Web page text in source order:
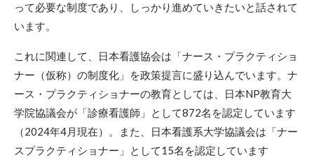
って必要な制度であり、しっかり進めていきたいと話されて
います。
これに関連して、日本看護協会は「ナース・プラクティショ
ナー（仮称）の制度化」を政策提言に盛り込んでいます。ナ
ース・プラクティショナーの教育としては、日本NP教育大
学院協議会が「診療看護師」として872名を認定しています
（2024年4月現在）。また、日本看護系大学協議会は「ナー
スプラクティショナー」として15名を認定しています